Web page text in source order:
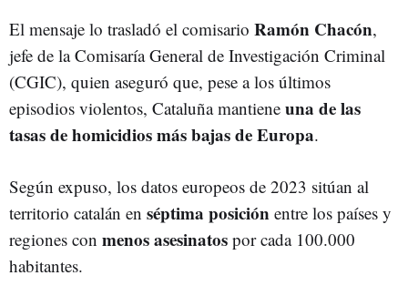
El mensaje lo trasladó el comisario Ramón Chacón,
jefe de la Comisaría General de Investigación Criminal
(CGIC), quien aseguró que, pese a los últimos
episodios violentos, Cataluña mantiene una de las
tasas de homicidios más bajas de Europa.
Según expuso, los datos europeos de 2023 sitúan al
territorio catalán en séptima posición entre los países y
regiones con menos asesinatos por cada 100.000
habitantes.